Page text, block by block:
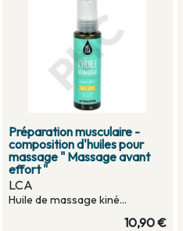
Préparation musculaire -
composition d'huiles pour
massage " Massage avant
effort "
LCA
Huile de massage kiné...
10,90 €